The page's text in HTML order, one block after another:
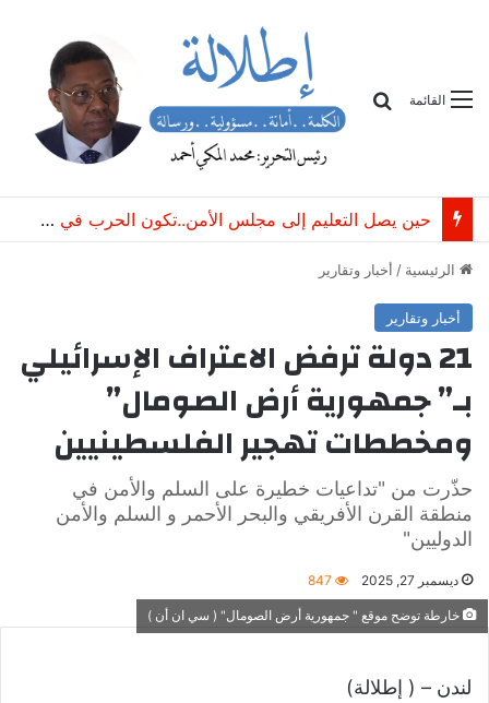
القائمة
حين يصل التعليم إلى مجلس الأمن..تكون الحرب في السودان قد أعلنت الحرب على المستقبل
الرئيسية / أخبار وتقارير
أخبار وتقارير
21 دولة ترفض الاعتراف الإسرائيلي
بـ” جمهورية أرض الصومال”
ومخططات تهجير الفلسطينيين
حذّرت من "تداعيات خطيرة على السلم والأمن في
منطقة القرن الأفريقي والبحر الأحمر و السلم والأمن
الدوليين"
ديسمبر 27, 2025 847
خارطة توضح موقع " جمهورية أرض الصومال" ( سي ان أن )
لندن – ( إطلالة)